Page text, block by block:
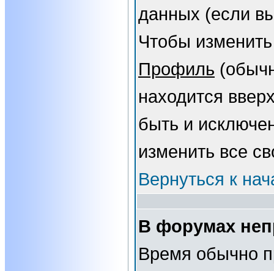
данных (если
Чтобы
Профиль
находится
быть и
изменить все
Вернуться к
В форумах
Время обычно